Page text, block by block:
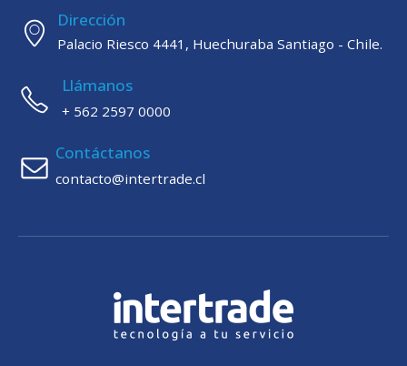
Dirección
Palacio Riesco 4441, Huechuraba Santiago - Chile.
Llámanos
+ 562 2597 0000
Contáctanos
contacto@intertrade.cl